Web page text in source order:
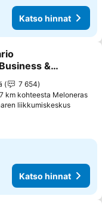
Katso hinnat
&
7 654
km kohteesta Meloneras
liikkumiskeskusKatso
Katso hinnat